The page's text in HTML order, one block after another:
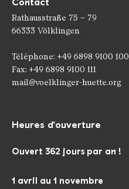
Rathausstraße 75 – 79
66333 Völklingen
Téléphone: +49 6898 9100 100
Fax: +49 6898 9100 111
mail@voelklinger-huette.org
Heures d'ouverture
Ouvert 362 jours par an !
1 avril au 1 novembre